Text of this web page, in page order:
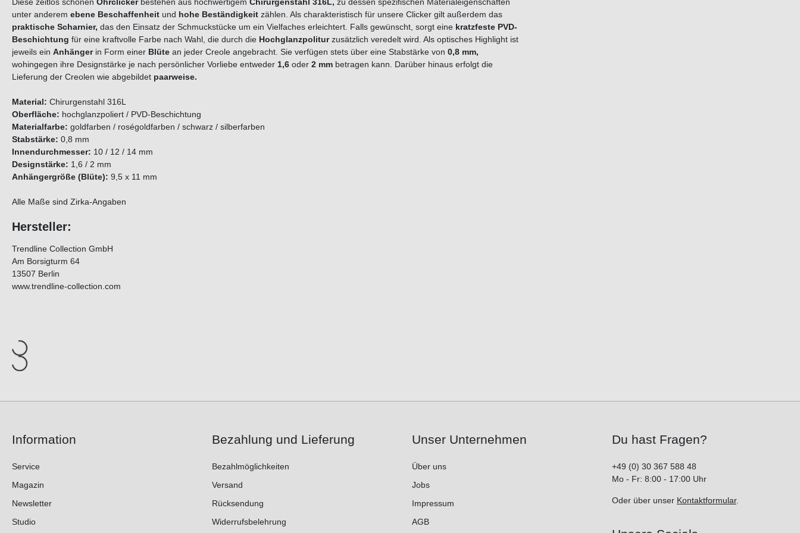
Diese zeitlos schönen Ohrclickerbestehen aus hochwertigem Chirurgenstahl 316L, zu dessen spezifischen Materialeigenschaften
unter anderem ebene Beschaffenheit und hohe Beständigkeit zählen. Als charakteristisch für unsere Clicker gilt außerdem das
praktische Scharnier, das den Einsatz der Schmuckstücke um ein Vielfaches erleichtert. Falls gewünscht, sorgt eine kratzfeste PVD-
Beschichtung für eine kraftvolle Farbe nach Wahl, die durch die Hochglanzpoliturzusätzlich veredelt wird. Als optisches Highlight ist
jeweils ein Anhängerin Form einer Blüte an jeder Creole angebracht. Sie verfügen stets über eine Stabstärke von 0,8 mm,
wohingegen ihre Designstärke je nach persönlicher Vorliebe entweder 1,6 oder 2 mm betragen kann. Darüber hinaus erfolgt die
Lieferung der Creolen wie abgebildet paarweise.
Material: Chirurgenstahl 316L
Oberfläche: hochglanzpoliert / PVD-Beschichtung
Materialfarbe: goldfarben / roségoldfarben / schwarz / silberfarben
Stabstärke: 0,8 mm
Innendurchmesser: 10 / 12 / 14 mm
Designstärke: 1,6 / 2 mm
Anhängergröße (Blüte): 9,5 x 11 mm
Alle Maße sind Zirka-Angaben
Hersteller:
Trendline Collection GmbH
Am Borsigturm 64
13507 Berlin
www.trendline-collection.com
Information
Service
Magazin
Newsletter
Studio
Bezahlung und Lieferung
Bezahlmöglichkeiten
Versand
Rücksendung
Widerrufsbelehrung
Unser Unternehmen
Über uns
Jobs
Impressum
AGB
Du hast Fragen?
+49 (0) 30 367 588 48
Mo - Fr: 8:00 - 17:00 Uhr
Oder über unser Kontaktformular.